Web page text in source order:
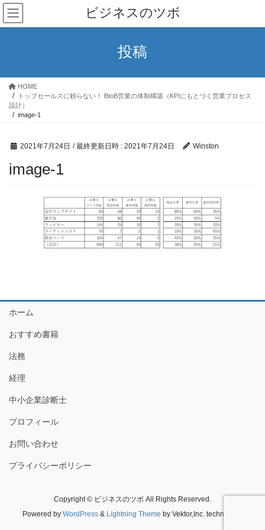
コ
ン
テ
ス
ナ
ビ
ゲ
ン
ビジネスのツボ
投稿
HOME
トップセールスに頼らない！ BtoB営業の体制構築（KPIにもとづく営業プロセス
設計）
image-1
2021年7月24日 / 最終更新日時 : 2021年7月24日 Winston
image-1
ホーム
おすすめ書籍
法務
経理
中小企業診断士
プロフィール
お問い合わせ
プライバシーポリシー
Copyright © ビジネスのツボ All Rights Reserved.
Powered by WordPress& Lightning Theme by Vektor,Inc. technology.